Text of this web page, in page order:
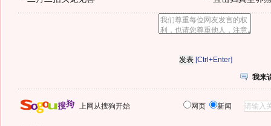
[Ctrl+Enter]
我来
上网从搜狗开始 网页 新闻